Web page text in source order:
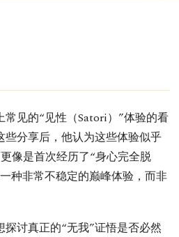
见的“见性（Satori）”体验的看
分享后，他认为这些体验似乎
像是首次经历了“身心完全脱
种非常不稳定的巅峰体验，而非
讨真正的“无我”证悟是否必然